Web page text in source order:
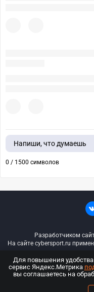
Напиши, что думаешь
0 / 1500 символов
Разработчиком
На сайте cybersport.ru
© ООО
Для повышения
сервис Яндекс.Метрика
вы соглашаетесь на